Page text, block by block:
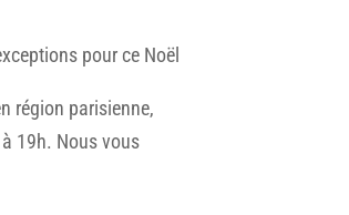
pour ce Noël
région parisienne,
à 19h. Nous vous